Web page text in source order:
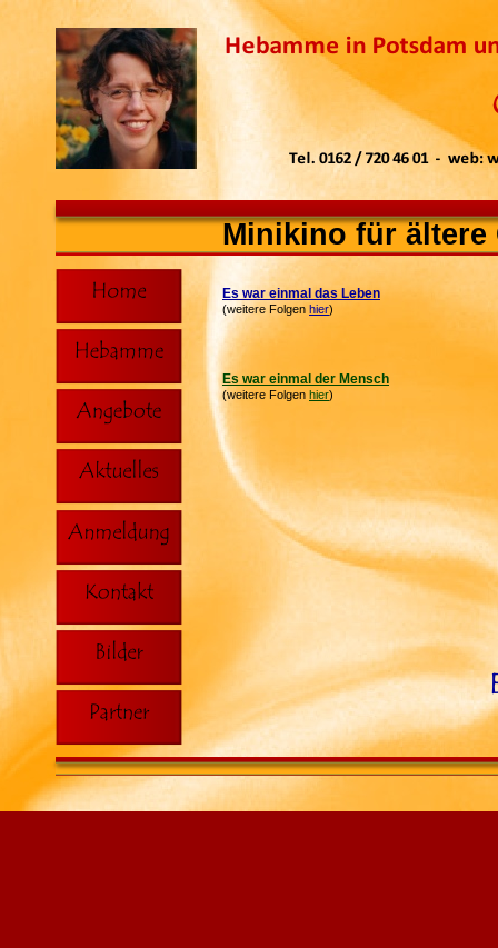
Minikino für ältere
Es war einmal das Leben
(weitere Folgen hier)
Es war einmal der Mensch
(weitere Folgen hier)